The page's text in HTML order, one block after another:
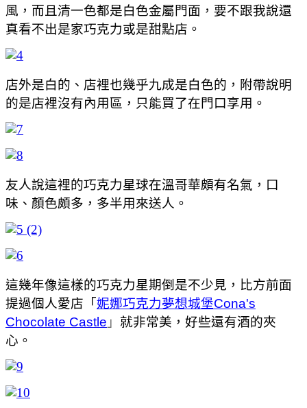
風，而且清一色都是白色金屬門面，要不跟我說還
真看不出是家巧克力或是甜點店。
店外是白的、店裡也幾乎九成是白色的，附帶說明
的是店裡沒有內用區，只能買了在門口享用。
友人說這裡的巧克力星球在溫哥華頗有名氣，口
味、顏色頗多，多半用來送人。
這幾年像這樣的巧克力星期倒是不少見，比方前面
提過個人愛店「 妮娜巧克力夢想城堡Cona's
Chocolate Castle 」 就非常美，好些還有酒的夾
心。